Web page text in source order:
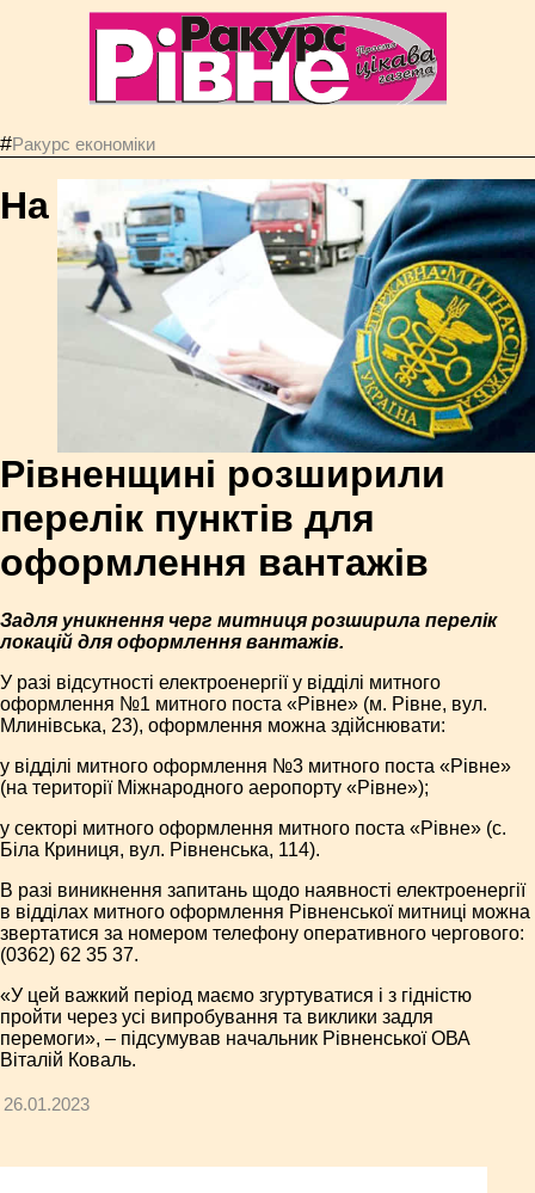
#Ракурс економiки
На
Рівненщині розширили
перелік пунктів для
оформлення вантажів
Задля уникнення черг митниця розширила перелік
локацій для оформлення вантажів.
У разі відсутності електроенергії у відділі митного
оформлення №1 митного поста «Рівне» (м. Рівне, вул.
Млинівська, 23), оформлення можна здійснювати:
у відділі митного оформлення №3 митного поста «Рівне»
(на території Міжнародного аеропорту «Рівне»);
у секторі митного оформлення митного поста «Рівне» (с.
Біла Криниця, вул. Рівненська, 114).
В разі виникнення запитань щодо наявності електроенергії
в відділах митного оформлення Рівненської митниці можна
звертатися за номером телефону оперативного чергового:
(0362) 62 35 37.
«У цей важкий період маємо згуртуватися і з гідністю
пройти через усі випробування та виклики задля
перемоги», – підсумував начальник Рівненської ОВА
Віталій Коваль.
26.01.2023